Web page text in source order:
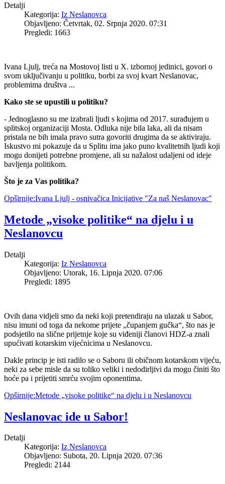
Detalji
Kategorija: Iz Neslanovca
Objavljeno: Četvrtak, 02. Srpnja 2020. 07:31
Pregledi: 1663
Ivana Ljulj, treća na Mostovoj listi u X. izbornoj jedinici, govori o
svom uključivanju u politiku, borbi za svoj kvart Neslanovac,
problemima društva ...
Kako ste se upustili u politiku?
- Jednoglasno su me izabrali ljudi s kojima od 2017. surađujem u
splitskoj organizaciji Mosta. Odluka nije bila laka, ali da nisam
pristala ne bih imala pravo sutra govoriti drugima da se aktiviraju.
Iskustvo mi pokazuje da u Splitu ima jako puno kvalitetnih ljudi koji
mogu donijeti potrebne promjene, ali su nažalost udaljeni od ideje
bavljenja politikom.
Što je za Vas politika?
Opširnije:Ivana Ljulj - osnivačica Inicijative "Za naš Neslanovac"
Metode „visoke politike“ na djelu i u
Neslanovcu
Detalji
Kategorija: Iz Neslanovca
Objavljeno: Utorak, 16. Lipnja 2020. 07:06
Pregledi: 1895
Ovih dana vidjeli smo da neki koji pretendiraju na ulazak u Sabor,
nisu imuni od toga da nekome prijete „čupanjem gučka“, što nas je
podsjetilo na slične prijetnje koje su viđeniji članovi HDZ-a znali
upućivati kotarskim vijećnicima u Neslanovcu.
Dakle princip je isti radilo se o Saboru ili običnom kotarskom vijeću,
neki za sebe misle da su toliko veliki i nedodirljivi da mogu činiti što
hoće pa i prijetiti smrću svojim oponentima.
Opširnije:Metode „visoke politike“ na djelu i u Neslanovcu
Neslanovac ide u Sabor!
Detalji
Kategorija: Iz Neslanovca
Objavljeno: Subota, 20. Lipnja 2020. 07:36
Pregledi: 2144